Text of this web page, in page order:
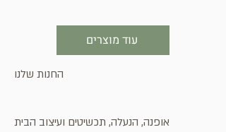
עוד מוצרים
החנות שלנו
אופנה, הנעלה, תכשיטים ועיצוב הבית